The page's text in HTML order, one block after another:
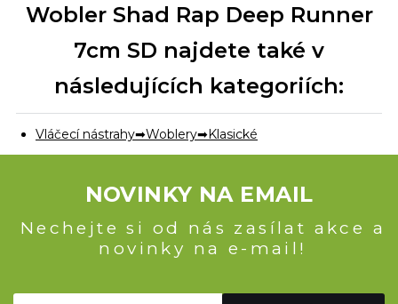
Wobler Shad Rap Deep Runner
7cm SD najdete také v
následujících kategoriích:
Vláčecí nástrahy Woblery Klasické
NOVINKY NA EMAIL
Nechejte si od nás zasílat akce a
novinky na e-mail!